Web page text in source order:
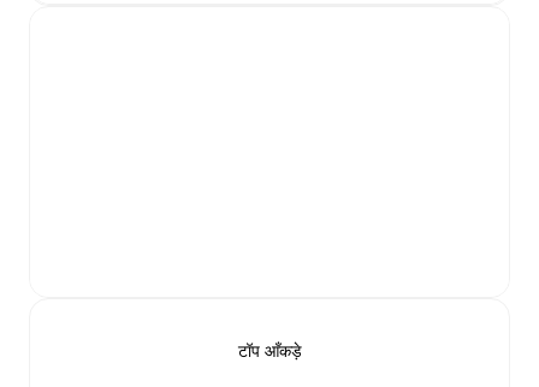
टॉप आँकड़े